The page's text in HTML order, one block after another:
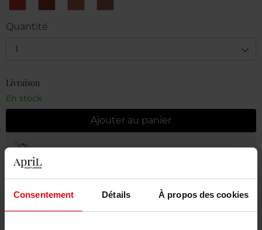
Consentement Détails À propos des cookies
Quantité
1
Livraison
En stock
Ajouter au panier
Emballage cadeau offert